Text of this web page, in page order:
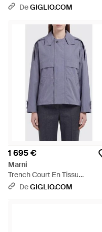
Laine Vierge À Rayures
DeGIGLIO.COM
1 695 €
Marni
Trench Court En Tissu
Technique Stretch À La Coupe
DeGIGLIO.COM